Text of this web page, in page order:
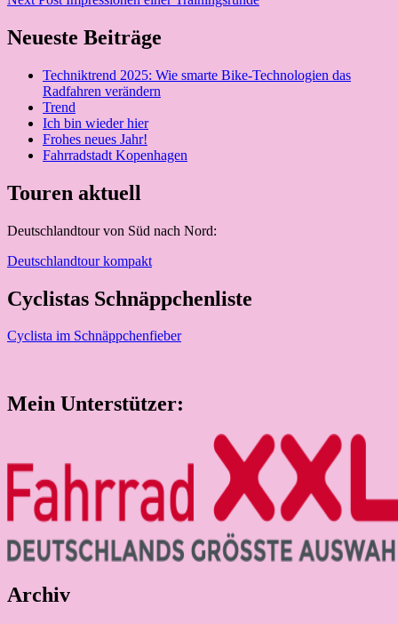
Neueste Beiträge
Techniktrend 2025: Wie smarte Bike-Technologien das
Radfahren verändern
Trend
Ich bin wieder hier
Frohes neues Jahr!
Fahrradstadt Kopenhagen
Touren aktuell
Deutschlandtour von Süd nach Nord:
Deutschlandtour kompakt
Cyclistas Schnäppchenliste
Cyclista im Schnäppchenfieber
Mein Unterstützer:
Archiv